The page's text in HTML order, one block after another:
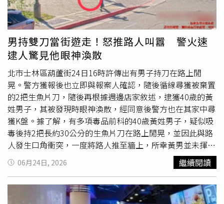
性之言論，請即時向警方通報，警察機關將持續加強網路巡
查與偵辦作為，全力維護社會安定與公共安全。
男持雙刀當街遊走！怒推路人叫囂 警火速
逮人驚見他眼神渙散
北市士林區葫蘆街24日16時許傳出有男子持刀在路上閒
晃。警方獲報後也立即與報案人確認，隨後循線尋獲被棄置
的2把生魚片刀，隨後再根據週邊店家敘述，逮獲40歲的黃
姓男子，其被發現時眼神渙散，經同意後警方也在其家中尋
獲K盤。據了解，有多項毒品前科的40歲黃姓男子，疑似吸
毒後持2把長約30公分的生魚片刀在路上閒晃，並因此與路
人發生口角衝突，一度將路人推至牆上，所幸黃男並未揮
刀，隨後變持刀離去，讓路人嚇得緊急報警。警方獲報後也
立即與報案人聯繫，同時調閱週邊監視器畫面，鎖定黃男身
份，先是於延平北路五段尋獲黃男所棄置之雙刀，並與週邊
店家訪查，最終當街將黃男逮捕到案。黃男被捕時，其眼神
06月24日, 2026 繼續閱讀